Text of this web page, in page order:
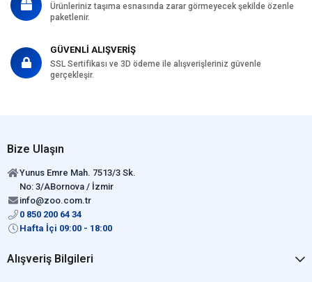
Ürünleriniz taşıma esnasında zarar görmeyecek şekilde özenle
paketlenir.
GÜVENLİ ALIŞVERİŞ
SSL Sertifikası ve 3D ödeme ile alışverişleriniz güvenle
gerçekleşir.
Bize Ulaşın
Yunus Emre Mah. 7513/3 Sk.
No: 3/ABornova / İzmir
info@zoo.com.tr
0 850 200 64 34
Hafta İçi 09:00 - 18:00
Alışveriş Bilgileri